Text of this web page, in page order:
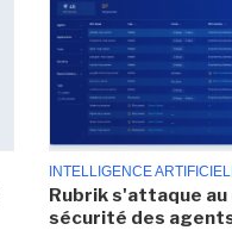
INTELLIGENCE
Rubrik s'attaque au
sécurité des